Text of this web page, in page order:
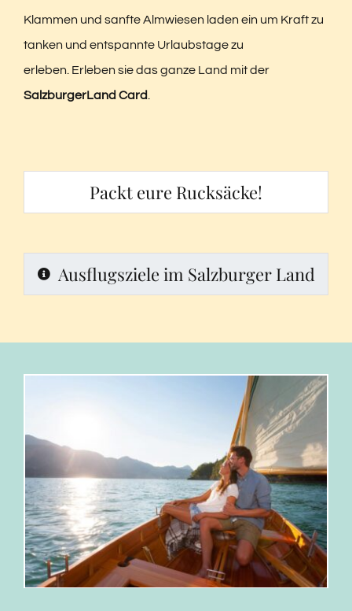
Klammen und sanfte Almwiesen laden ein um Kraft zu
tanken und entspannte Urlaubstage zu
erleben. Erleben sie das ganze Land mit der
SalzburgerLand Card
Packt eure Rucksäcke!
Ausflugsziele im Salzburger Land